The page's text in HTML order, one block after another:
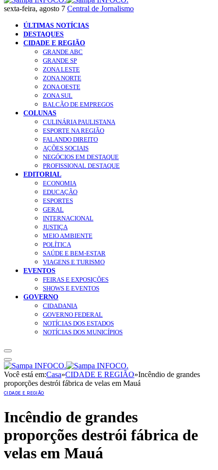
sexta-feira, agosto 7 Central de Jornalismo
ÚLTIMAS NOTÍCIAS
DESTAQUES
CIDADE E REGIÃO
GRANDE ABC
GRANDE SP
ZONA LESTE
ZONA NORTE
ZONA OESTE
ZONA SUL
BALCÃO DE EMPREGOS
COLUNAS
CULINÁRIA PAULISTANA
ESPORTE NA REGIÃO
FALANDO DIREITO
AÇÕES SOCIAIS
NEGÓCIOS EM DESTAQUE
PROFISSIONAL DESTAQUE
EDITORIAL
ECONOMIA
EDUCAÇÃO
ESPORTES
GERAL
INTERNACIONAL
JUSTIÇA
MEIO AMBIENTE
POLÍTICA
SAÚDE E BEM-ESTAR
VIAGENS E TURISMO
EVENTOS
FEIRAS E EXPOSIÇÕES
SHOWS E EVENTOS
GOVERNO
CIDADANIA
GOVERNO FEDERAL
NOTÍCIAS DOS ESTADOS
NOTÍCIAS DOS MUNICÍPIOS
Você está em:Casa»CIDADE E REGIÃO»Incêndio de grandes
proporções destrói fábrica de velas em Mauá
CIDADE E REGIÃO
Incêndio de grandes
proporções destrói fábrica de
velas em Mauá